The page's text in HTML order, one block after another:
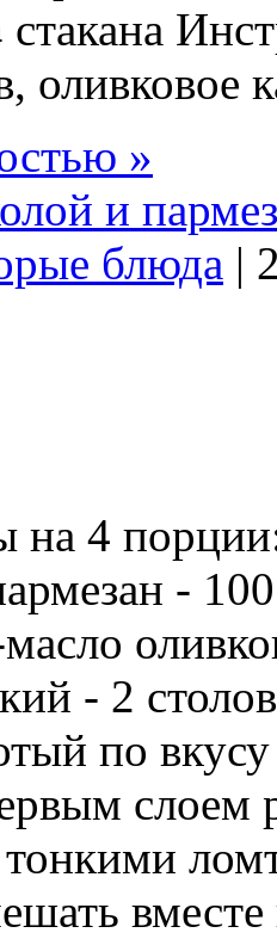
оливковое
»
и
блюда |
на 4
-
- 2
по
слоем
тонкими
вместе